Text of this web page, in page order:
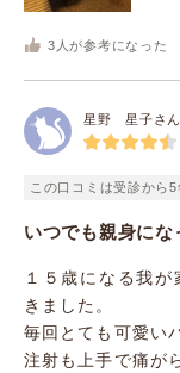
3 人が参考になった
星野 星子さん
この口コミは受診から
いつでも親身にな
１５歳になる我
きました。
毎回とても可愛い
注射も上手で痛が